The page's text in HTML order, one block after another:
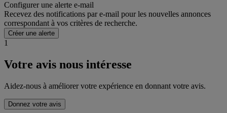
Configurer une alerte e-mail
Recevez des notifications par e-mail pour les nouvelles annonces
correspondant à vos critères de recherche.
Créer une alerte
1
Votre avis nous intéresse
Aidez-nous à améliorer votre expérience en donnant votre avis.
Donnez votre avis